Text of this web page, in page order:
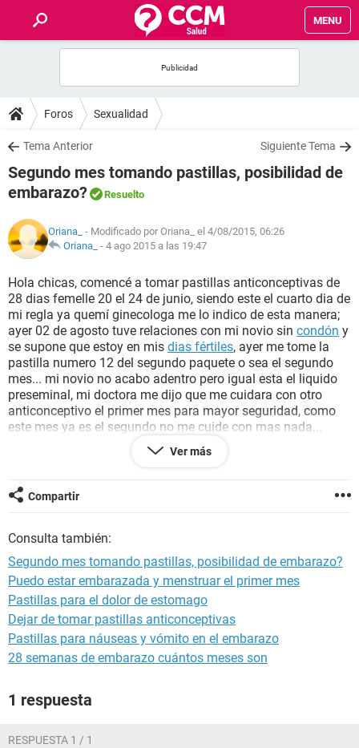
MENU
FOROS
SALUD
FAMILIA
NUTRICIÓN
SEXUALIDAD
GLOSARIO
Foros Sexualidad
Tema Anterior Siguiente Tema
Segundo mes tomando pastillas, posibilidad de
embarazo?
Resuelto
Oriana_ - Modificado por Oriana_ el 4/08/2015, 06:26
Oriana_ - 4 ago 2015 a las 19:47
Hola chicas, comencé a tomar pastillas anticonceptivas de
28 dias femelle 20 el 24 de junio, siendo este el cuarto dia de
mi regla ya quemí ginecologa me lo indico de esta manera;
ayer 02 de agosto tuve relaciones con mi novio sin condón y
se supone que estoy en mis dias fértiles, ayer me tome la
pastilla numero 12 del segundo paquete o sea el segundo
mes... mi novio no acabo adentro pero igual esta el liquido
preseminal, mi doctora me dijo que me cuidara con otro
anticonceptivo el primer mes para mayor seguridad, como
este mes ya es el segundo no me cuide con mas nada...
embarazo
por estar en mis dias
fértiles? Siempre me tomo las pastillas a la misma hora y
Ver más
Compartir
Consulta también:
Segundo mes tomando pastillas, posibilidad de embarazo?
Puedo estar embarazada y menstruar el primer mes
Pastillas para el dolor de estomago
Dejar de tomar pastillas anticonceptivas
Pastillas para náuseas y vómito en el embarazo
28 semanas de embarazo cuántos meses son
1 respuesta
RESPUESTA 1 / 1